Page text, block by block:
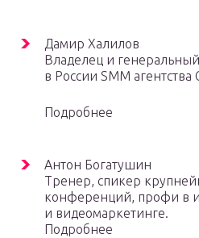
Дамир Халилов
Владелец и
в России SMM агентства
Подробнее
Антон Богатушин
Тренер, спикер
конференций, профи в
и видеомаркетинге.
Подробнее